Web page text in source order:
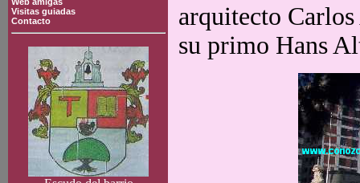
Visitas guiadas
Contacto
arquitecto
su primo Hans